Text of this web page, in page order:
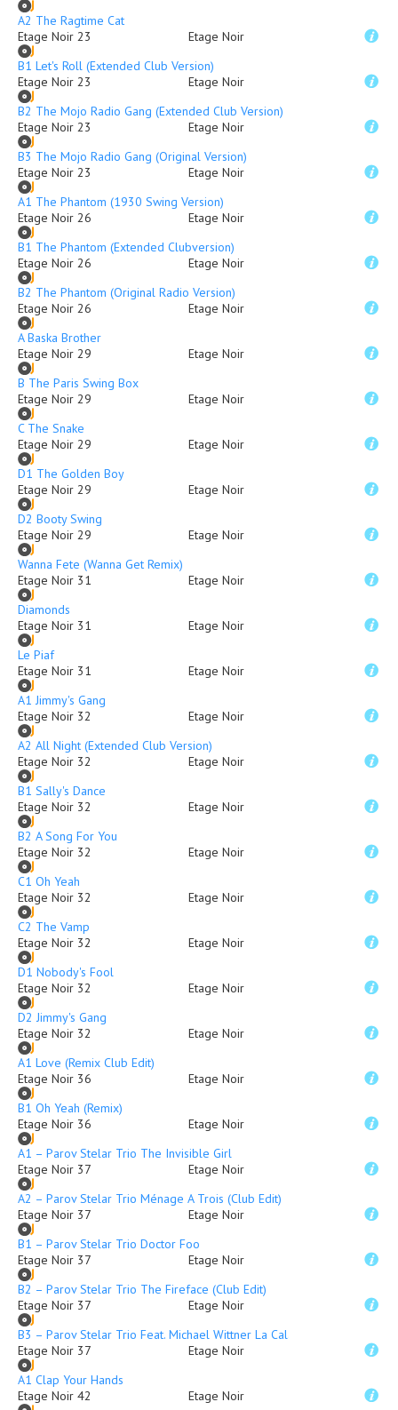
A2 The Ragtime Cat
Etage Noir 23
Etage Noir
B1 Let's Roll (Extended Club Version)
Etage Noir 23
Etage Noir
B2 The Mojo Radio Gang (Extended Club Version)
Etage Noir 23
Etage Noir
B3 The Mojo Radio Gang (Original Version)
Etage Noir 23
Etage Noir
A1 The Phantom (1930 Swing Version)
Etage Noir 26
Etage Noir
B1 The Phantom (Extended Clubversion)
Etage Noir 26
Etage Noir
B2 The Phantom (Original Radio Version)
Etage Noir 26
Etage Noir
A Baska Brother
Etage Noir 29
Etage Noir
B The Paris Swing Box
Etage Noir 29
Etage Noir
C The Snake
Etage Noir 29
Etage Noir
D1 The Golden Boy
Etage Noir 29
Etage Noir
D2 Booty Swing
Etage Noir 29
Etage Noir
Wanna Fete (Wanna Get Remix)
Etage Noir 31
Etage Noir
Diamonds
Etage Noir 31
Etage Noir
Le Piaf
Etage Noir 31
Etage Noir
A1 Jimmy's Gang
Etage Noir 32
Etage Noir
A2 All Night (Extended Club Version)
Etage Noir 32
Etage Noir
B1 Sally's Dance
Etage Noir 32
Etage Noir
B2 A Song For You
Etage Noir 32
Etage Noir
C1 Oh Yeah
Etage Noir 32
Etage Noir
C2 The Vamp
Etage Noir 32
Etage Noir
D1 Nobody's Fool
Etage Noir 32
Etage Noir
D2 Jimmy's Gang
Etage Noir 32
Etage Noir
A1 Love (Remix Club Edit)
Etage Noir 36
Etage Noir
B1 Oh Yeah (Remix)
Etage Noir 36
Etage Noir
A1 – Parov Stelar Trio The Invisible Girl
Etage Noir 37
Etage Noir
A2 – Parov Stelar Trio Ménage A Trois (Club Edit)
Etage Noir 37
Etage Noir
B1 – Parov Stelar Trio Doctor Foo
Etage Noir 37
Etage Noir
B2 – Parov Stelar Trio The Fireface (Club Edit)
Etage Noir 37
Etage Noir
B3 – Parov Stelar Trio Feat. Michael Wittner La Calatrava
Etage Noir 37
Etage Noir
A1 Clap Your Hands
Etage Noir 42
Etage Noir